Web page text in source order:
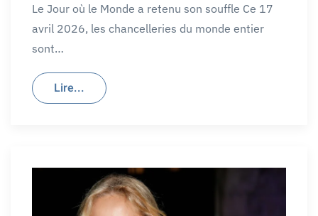
Le Jour où le Monde a retenu son souffle Ce 17
avril 2026, les chancelleries du monde entier
sont…
Lire...